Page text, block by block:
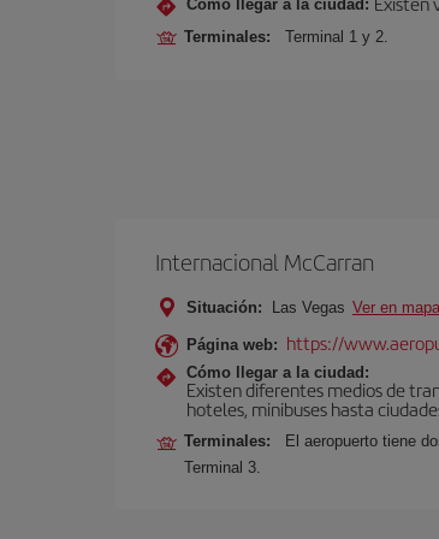
Cómo llegar a la ciudad:
Terminales: Terminal 1 y 2.
Internacional McCarran
Situación: Las Vegas Ver en mapa
Página web: https://
Cómo llegar a la ciudad:
Existen diferentes medios de
hoteles, minibuses hasta
Terminales:
El aeropuerto tiene
Terminal 3.